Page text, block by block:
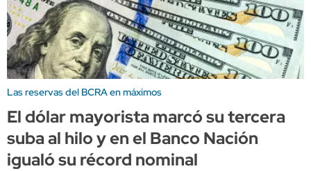
Las reservas del BCRA en máximos
El dólar mayorista marcó su tercera
suba al hilo y en el Banco Nación
igualó su récord nominal